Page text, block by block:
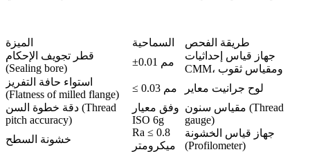
الميزة السماحية
طريقة الفحص
قطر تجويف الإحكام
(Sealing bore)
±0.01 مم
جهاز قياس إحداثيات
CMM، ومقياس ثقوب
استواء حافة التفريز
(Flatness of milled flange)
≤ 0.03 مم
لوح جرانيت معاير
دقة خطوة السن (Thread
pitch accuracy)
وفق معيار
ISO 6g
مقياس سنون (Thread
gauge)
خشونة السطح
Ra ≤ 0.8
ميكرومتر
جهاز قياس الخشونة
(Profilometer)